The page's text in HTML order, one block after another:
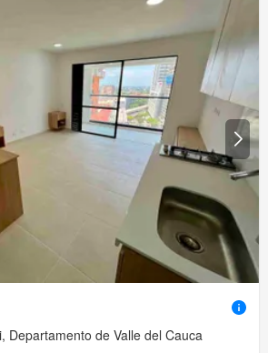
Departamento de Valle del Cauca